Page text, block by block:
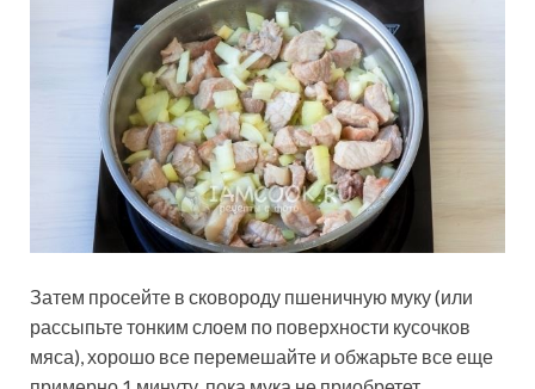
Затем просейте в сковороду пшеничную муку (или
рассыпьте тонким слоем по поверхности кусочков
мяса), хорошо все перемешайте и обжарьте все еще